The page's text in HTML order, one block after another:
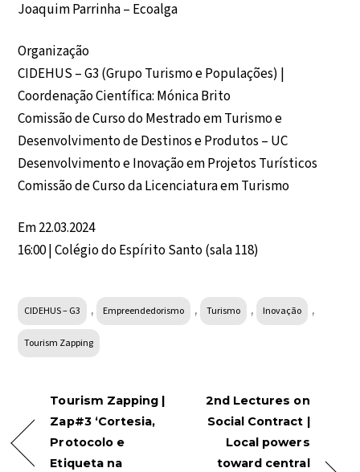
Joaquim Parrinha – Ecoalga
Organização
CIDEHUS – G3 (Grupo Turismo e Populações) |
Coordenação Científica: Mónica Brito
Comissão de Curso do Mestrado em Turismo e
Desenvolvimento de Destinos e Produtos – UC
Desenvolvimento e Inovação em Projetos Turísticos
Comissão de Curso da Licenciatura em Turismo
Em 22.03.2024
16:00 | Colégio do Espírito Santo (sala 118)
CIDEHUS – G3 , Empreendedorismo , Turismo , Inovação ,
Tourism Zapping
Tourism Zapping |
Zap#3 ‘Cortesia,
Protocolo e
Etiqueta na
2nd Lectures on
Social Contract |
Local powers
toward central